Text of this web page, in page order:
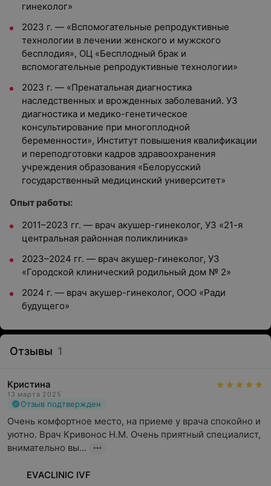
гинеколог»
2023 г. — «Вспомогательные репродуктивные
технологии в лечении женского и мужского
бесплодия», ОЦ «Бесплодный брак и
вспомогательные репродуктивные технологии»
2023 г. — «Пренатальная диагностика
наследственных и врожденных заболеваний. УЗ
диагностика и медико-генетическое
консультирование при многоплодной
беременности», Институт повышения квалификации
и переподготовки кадров здравоохранения
учреждения образования «Белорусский
государственный медицинский университет»
Опыт работы:
2011–2023 гг. — врач акушер-гинеколог, УЗ «21-я
центральная районная поликлиника»
2023–2024 гг. — врач акушер-гинеколог, УЗ
«Городской клинический родильный дом № 2»
2024 г. — врач акушер-гинеколог, ООО «Ради
будущего»
Отзывы 1
Кристина
13 марта 2025
Отзыв подтвержден
Очень комфортное место, на приеме у врача спокойно и
уютно. Врач Кривонос Н.М. Очень приятный специалист,
внимательно вы...
EVACLINIC IVF